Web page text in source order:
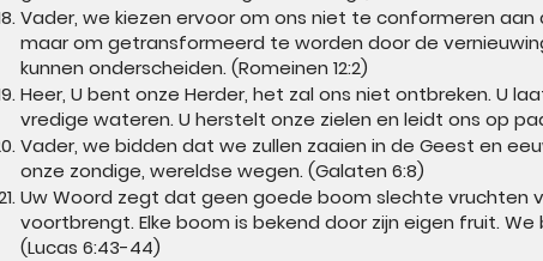
Vader, we kiezen ervoor om ons niet te conformeren
maar om getransformeerd te worden door de
kunnen onderscheiden. (Romeinen 12:2)
Heer, U bent onze Herder, het zal ons niet ontbreken. U
vredige wateren. U herstelt onze zielen en leidt ons op
Vader, we bidden dat we zullen zaaien in de Geest en
onze zondige, wereldse wegen. (Galaten 6:8)
Uw Woord zegt dat geen goede boom slechte
voortbrengt. Elke boom is bekend door zijn eigen fruit.
(Lucas 6:43-44)